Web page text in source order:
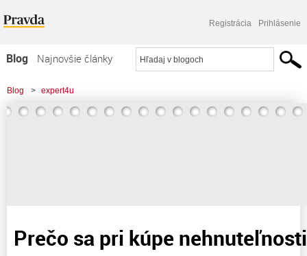
Registrácia Prihlásenie
Blog
Najnovšie články
Najčítanejšie články
Najkomentovanejšie články
Blog > expert4u
> Prečo sa pri kúpe nehnuteľnosti oplatí spolupracovať s odborníkmi?
Prečo sa pri kúpe